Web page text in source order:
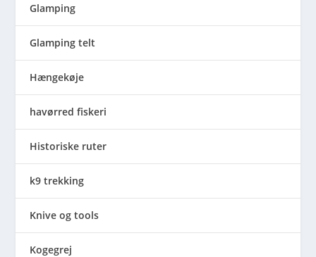
Glamping
Glamping telt
Hængekøje
havørred fiskeri
Historiske ruter
k9 trekking
Knive og tools
Kogegrej